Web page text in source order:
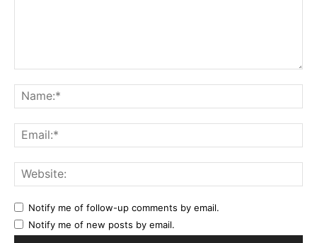
Notify me of follow-up comments by email.
Notify me of new posts by email.